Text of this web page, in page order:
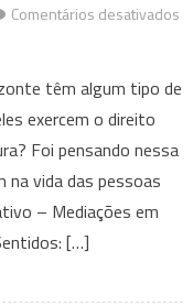
Comentários desativados
têm algum tipo de
exercem o direito
Foi pensando nessa
na vida das pessoas
– Mediações em
[…]